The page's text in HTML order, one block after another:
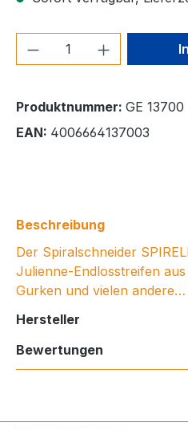
Produkt Anzahl:
Produktnummer: GE 13700
EAN: 4006664137003
Beschreibung
Der Spiralschneider
Julienne-Endlosstreifen
Gurken und vielen andere…
Hersteller
Bewertungen